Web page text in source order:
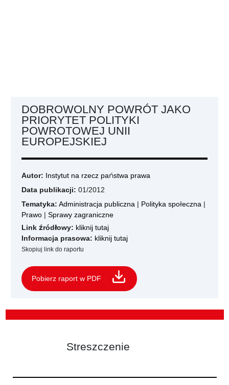
DOBROWOLNY POWRÓT JAKO
PRIORYTET POLITYKI
POWROTOWEJ UNII
EUROPEJSKIEJ
Autor: Instytut na rzecz państwa prawa
Data publikacji: 01/2012
Tematyka: Administracja publiczna | Polityka społeczna |
Prawo | Sprawy zagraniczne
Link źródłowy: kliknij tutaj
Informacja prasowa: kliknij tutaj
Skopiuj link do raportu
Pobierz raport w PDF
Streszczenie